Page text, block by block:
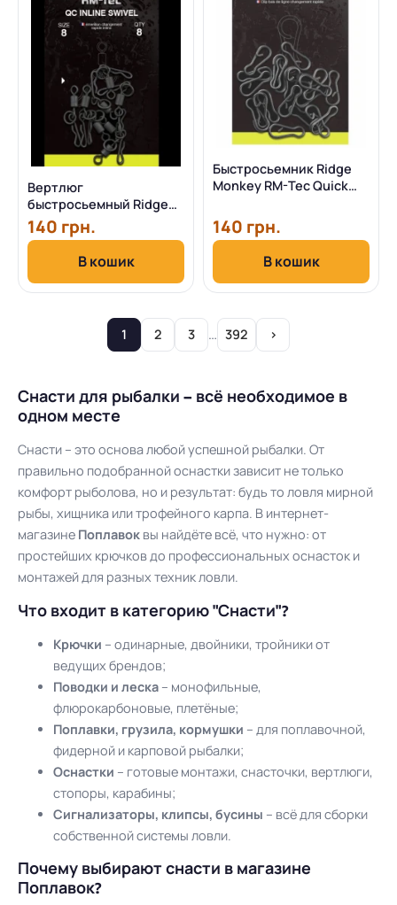
Вертлюг
быстросьемный Ridge
Monkey RM-Tec Quick
Change Inline Swivel
140 грн.
В кошик
Быстросьемник Ridge
Monkey RM-Tec Quick
140 грн.
В кошик
1 2 3 … 392 ›
Снасти для рыбалки – всё необходимое в
одном месте
Снасти – это основа любой успешной рыбалки. От
правильно подобранной оснастки зависит не только
комфорт рыболова, но и результат: будь то ловля мирной
рыбы, хищника или трофейного карпа. В интернет-
магазине Поплавок вы найдёте всё, что нужно: от
простейших крючков до профессиональных оснасток и
монтажей для разных техник ловли.
Что входит в категорию "Снасти"?
Крючки – одинарные, двойники, тройники от
ведущих брендов;
Поводки и леска – монофильные,
флюрокарбоновые, плетёные;
Поплавки, грузила, кормушки – для поплавочной,
фидерной и карповой рыбалки;
Оснастки – готовые монтажи, снасточки, вертлюги,
стопоры, карабины;
Сигнализаторы, клипсы, бусины – всё для сборки
собственной системы ловли.
Почему выбирают снасти в магазине
Поплавок?